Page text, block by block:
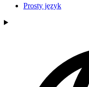
Prosty język